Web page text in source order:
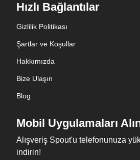
Hızlı Bağlantılar
Gizlilik Politikası
Şartlar ve Koşullar
Hakkımızda
Bize Ulaşın
Blog
Mobil Uygulamaları
Alışveriş Spout'u telefonunuza
indirin!